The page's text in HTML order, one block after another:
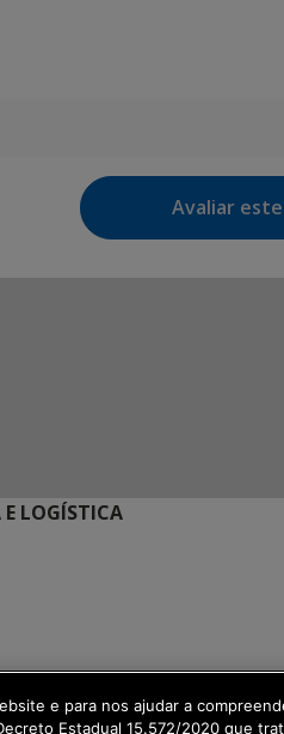
Avaliar
E LOGÍSTICA
Digital
e para nos ajudar a
Estadual 15.572/2020 que